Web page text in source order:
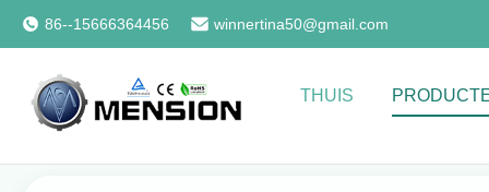
86--15666364456 winnertina50@gmail.com
THUIS